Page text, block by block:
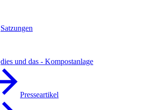
Satzungen
dies und das - Kompostanlage
Presseartikel